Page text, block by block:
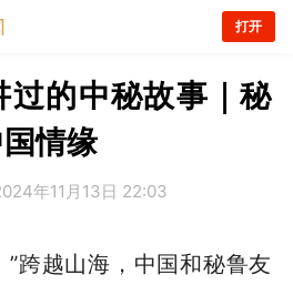
打开
过的中秘故事｜秘
情缘
年11月13日 22:03
”跨越山海，中国和秘鲁友